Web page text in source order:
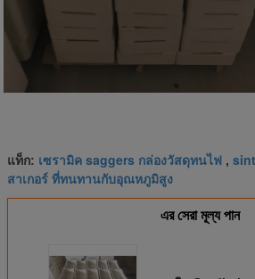
แท็ก: เซรามิค saggers กล่องวัสดุทนไฟ ,
สาเกอร์ ที่ทนทานกับอุณหภูมิสูง
এর সেরা মূল্য পান